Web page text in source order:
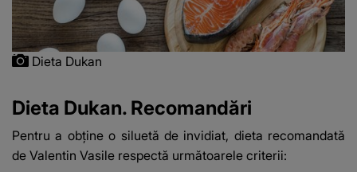
Dieta Dukan
Dieta Dukan. Recomandări
Pentru a obţine o siluetă de invidiat, dieta recomandată
de Valentin Vasile respectă următoarele criterii: